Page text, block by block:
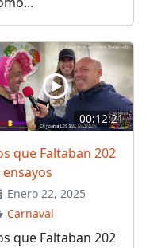
00:12:21
que Faltaban 202
ensayos
Enero 22, 2025
Carnaval
que Faltaban 202